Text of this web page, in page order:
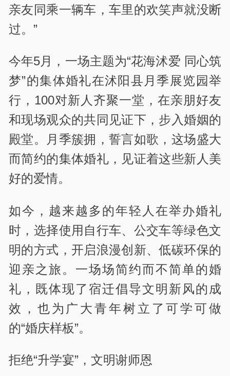
亲友同乘一辆车，车里的欢笑声就没断
过。”
今年5月，一场主题为“花海沭爱 同心筑
梦”的集体婚礼在沭阳县月季展览园举
行，100对新人齐聚一堂，在亲朋好友
和现场观众的共同见证下，步入婚姻的
殿堂。月季簇拥，誓言如歌，这场盛大
而简约的集体婚礼，见证着这些新人美
好的爱情。
如今，越来越多的年轻人在举办婚礼
时，选择使用自行车、公交车等绿色文
明的方式，开启浪漫创新、低碳环保的
迎亲之旅。一场场简约而不简单的婚
礼，既体现了宿迁倡导文明新风的成
效，也为广大青年树立了可学可做
的“婚庆样板”。
拒绝“升学宴”，文明谢师恩